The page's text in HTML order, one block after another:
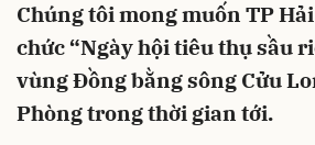
Chúng tôi mong muốn TP
chức “Ngày hội tiêu thụ sầu
vùng Đồng bằng sông Cửu
Phòng trong thời gian tới.